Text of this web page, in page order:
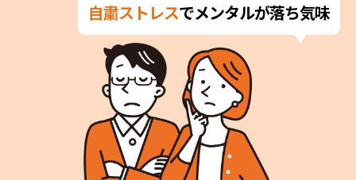
自粛ストレスでメンタルが落ち気味